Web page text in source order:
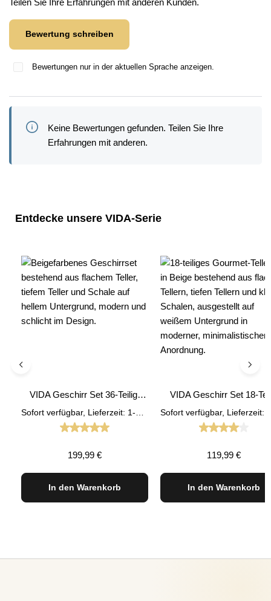
Bewertung schreiben
Bewertungen nur in der aktuellen Sprache anzeigen.
Keine Bewertungen gefunden. Teilen Sie Ihre
Erfahrungen mit anderen.
Produktgalerie überspringen
Entdecke unsere VIDA-Serie
VIDA Geschirr Set 36-Teilig,
Durchschnittliche Bewertung von 5 von 5
Regulärer Preis:
199,99 €
In den Warenkorb
VIDA Geschirr Set 18-
Regulärer Preis:
119,99 €
In den Warenkorb